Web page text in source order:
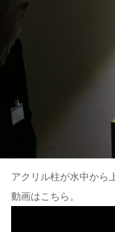
アクリル柱が水中から
動画はこちら。